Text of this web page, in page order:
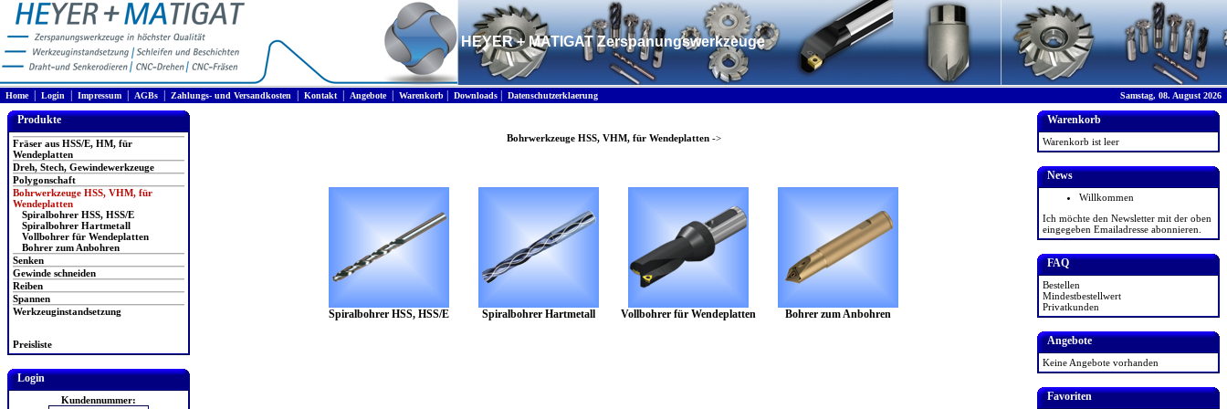
HEYER + MATIGAT Zerspanungswerkzeuge
Home| Login Impressum AGBs Zahlungs- und Versandkosten Kontakt| Angebote| Warenkorb Downloads Datenschutzerklaerung Samstag, 08. August 2026
Produkte
Fräser aus HSS/E, HM, für
Wendeplatten
Dreh, Stech, Gewindewerkzeuge
Polygonschaft
Bohrwerkzeuge HSS, VHM, für
Wendeplatten
Spiralbohrer HSS, HSS/E
Spiralbohrer Hartmetall
Vollbohrer für Wendeplatten
Bohrer zum Anbohren
Senken
Gewinde schneiden
Reiben
Spannen
Werkzeuginstandsetzung
Preisliste
Login
Kundennummer:
Bohrwerkzeuge HSS, VHM, für Wendeplatten->
Spiralbohrer HSS, HSS/E Spiralbohrer Hartmetall Vollbohrer für Wendeplatten Bohrer zum Anbohren
Warenkorb
Warenkorb ist leer
News
Willkommen
Ich möchte den Newsletter mit der oben
eingegeben Emailadresse abonnieren.
FAQ
Bestellen
Mindestbestellwert
Privatkunden
Angebote
Keine Angebote vorhanden
Favoriten